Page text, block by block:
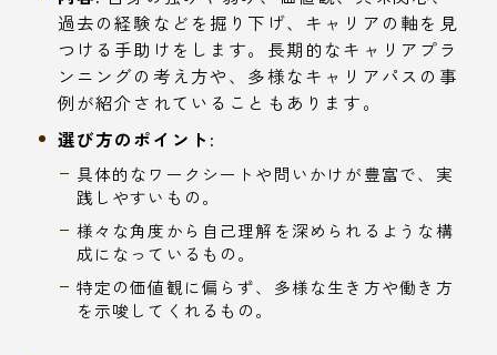
過去の経験などを掘り下げ、キャリアの軸を見
つける手助けをします。長期的なキャリアプラ
ンニングの考え方や、多様なキャリアパスの事
例が紹介されていることもあります。
選び方のポイント:
具体的なワークシートや問いかけが豊富で、実
践しやすいもの。
様々な角度から自己理解を深められるような構
成になっているもの。
特定の価値観に偏らず、多様な生き方や働き方
を示唆してくれるもの。